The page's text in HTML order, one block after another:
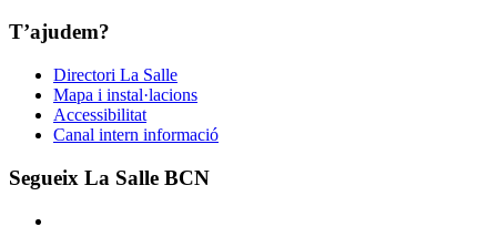
T’ajudem?
Directori La Salle
Mapa i instal·lacions
Accessibilitat
Canal intern informació
Segueix La Salle BCN